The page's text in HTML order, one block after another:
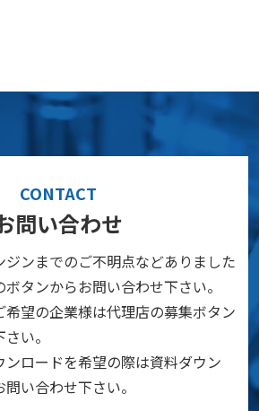
CONTACT
問い合わせ
ジンまでのご不明点などありました
タンからお問い合わせ下さい。
希望の企業様は代理店の募集ボタン
い。
ンロードを希望の際は資料ダウン
い合わせ下さい。